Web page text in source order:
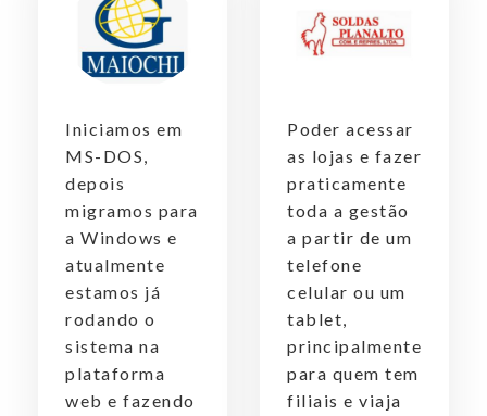
Iniciamos em
MS-DOS,
depois
migramos para
a Windows e
atualmente
estamos já
rodando o
sistema na
plataforma
web e fazendo
Poder acessar
as lojas e fazer
praticamente
toda a gestão
a partir de um
telefone
celular ou um
tablet,
principalmente
para quem tem
filiais e viaja